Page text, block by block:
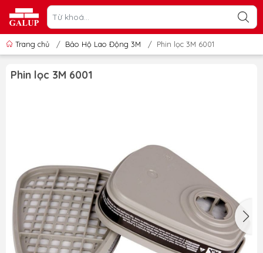
Trang chủ / Bảo Hộ Lao Động 3M / Phin lọc 3M 6001
Phin lọc 3M 6001